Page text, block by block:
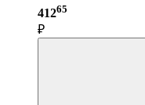
41265
₽